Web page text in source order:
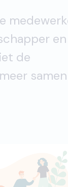
en
de